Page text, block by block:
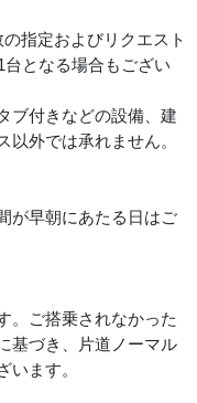
指定およびリクエスト
となる場合もござい
ブ付きなどの設備、建
外では承れません。
が早朝にあたる日はご
。ご搭乗されなかった
基づき、片道ノーマル
います。